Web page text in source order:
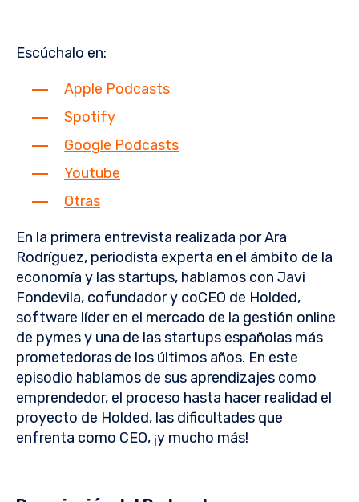
Escúchalo en:
Apple Podcasts
Spotify
Google Podcasts
Youtube
Otras
En la primera entrevista realizada por Ara
Rodríguez, periodista experta en el ámbito de la
economía y las startups, hablamos con Javi
Fondevila, cofundador y coCEO de Holded,
software líder en el mercado de la gestión online
de pymes y una de las startups españolas más
prometedoras de los últimos años. En este
episodio hablamos de sus aprendizajes como
emprendedor, el proceso hasta hacer realidad el
proyecto de Holded, las dificultades que
enfrenta como CEO, ¡y mucho más!